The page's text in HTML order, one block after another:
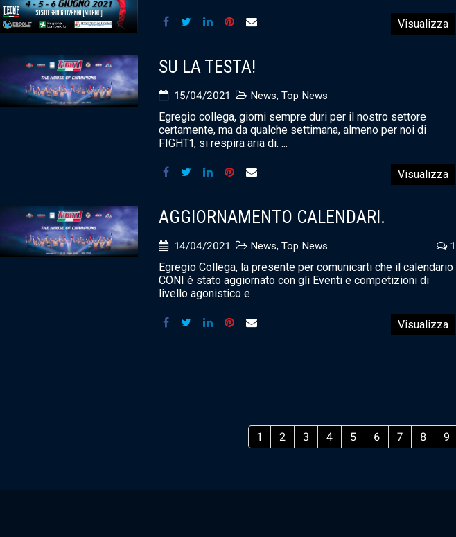
Visualizza
SU LA TESTA!
15/04/2021 News, Top News
Egregio collega, giorni sempre duri per il nostro settore
certamente, ma da qualche settimana, almeno per noi di
FIGHT1, si respira aria di. ...
Visualizza
AGGIORNAMENTO CALENDARI.
14/04/2021 News, Top News 1
Egregio Collega, la presente per comunicarti che il calendario
CONI è stato aggiornato con gli Eventi e competizioni di
livello agonistico e ...
Visualizza
1 2 3 4 5 6 7 8 9